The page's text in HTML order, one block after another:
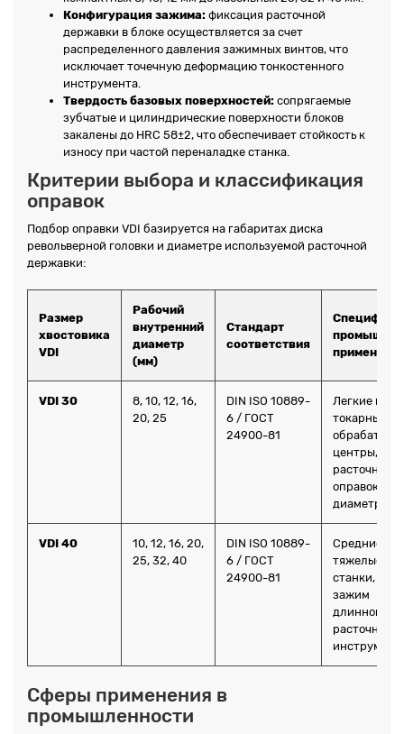
Конфигурация зажима: фиксация расточной
державки в блоке осуществляется за счет
распределенного давления зажимных винтов, что
исключает точечную деформацию тонкостенного
инструмента.
Твердость базовых поверхностей: сопрягаемые
зубчатые и цилиндрические поверхности блоков
закалены до HRC 58±2, что обеспечивает стойкость к
износу при частой переналадке станка.
Критерии выбора и классификация
оправок
Подбор оправки VDI базируется на габаритах диска
револьверной головки и диаметре используемой расточной
державки:
Размер
хвостовика
VDI
Рабочий
внутренний
диаметр
(мм)
Стандарт
соответствия
Специфика
VDI 30
8, 10, 12, 16,
20, 25
DIN ISO 10889-
6 / ГОСТ
24900-81
Легкие и
токарные
центры,
расточных
оправок
диаметров.
VDI 40
10, 12, 16, 20,
25, 32, 40
DIN ISO 10889-
6 / ГОСТ
24900-81
Средние и
тяжелые
станки,
зажим
расточного
Сферы применения в
промышленности